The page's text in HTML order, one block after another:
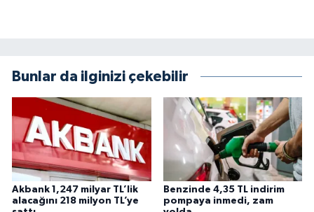
Bunlar da ilginizi çekebilir
Akbank 1,247 milyar TL’lik
alacağını 218 milyon TL’ye
Benzinde 4,35 TL indirim
pompaya inmedi, zam